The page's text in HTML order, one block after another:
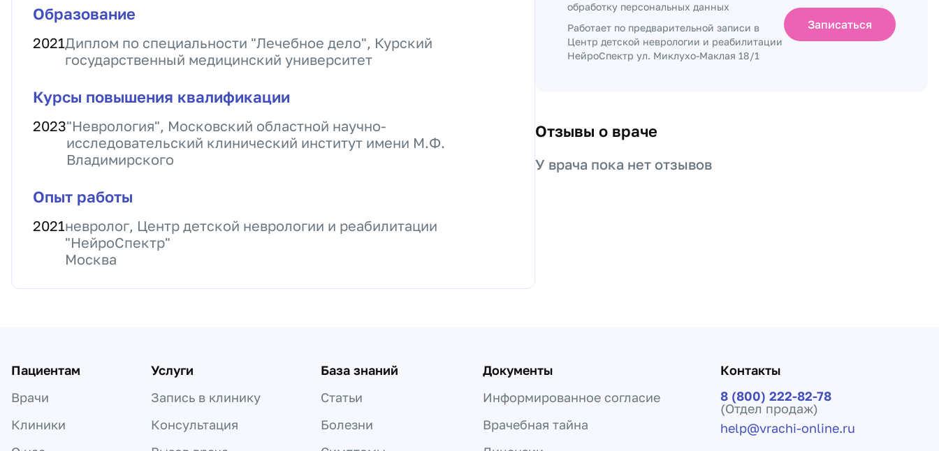
Образование
2021Диплом по специальности "Лечебное дело", Курский
государственный медицинский университет
Курсы повышения квалификации
2023"Неврология", Московский областной научно-
исследовательский клинический институт имени М.Ф.
Владимирского
Опыт работы
2021невролог, Центр детской неврологии и реабилитации
"НейроСпектр"
Москва
обработку персональных данных
Работает по предварительной записи в
Центр детской неврологии и реабилитации
НейроСпектр ул. Миклухо-Маклая 18/1
Записаться
Отзывы о враче
У врача пока нет отзывов
Пациентам
Врачи
Клиники
Услуги
Запись в клинику
Консультация
База знаний
Статьи
Болезни
Документы
Информированное согласие
Врачебная тайна
Контакты
8 (800) 222-82-78
(Отдел продаж)
help@vrachi-online.ru